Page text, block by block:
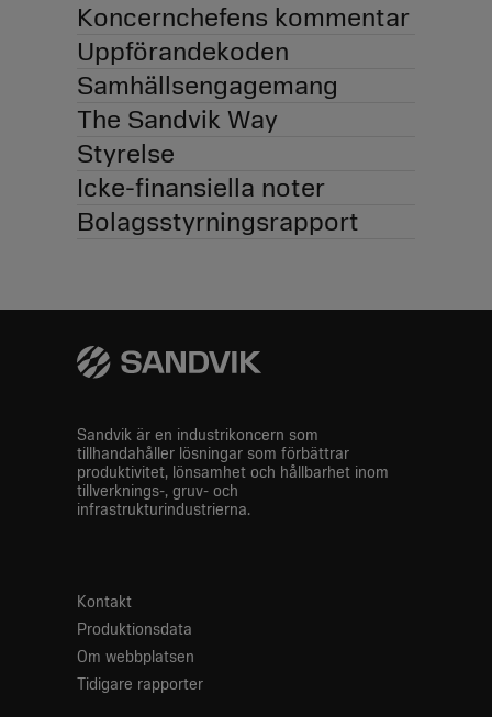
Koncernchefens kommentar
Uppförandekoden
Samhällsengagemang
The Sandvik Way
Styrelse
Icke-finansiella noter
Bolagsstyrningsrapport
Sandvik är en industrikoncern som
tillhandahåller lösningar som förbättrar
produktivitet, lönsamhet och hållbarhet inom
tillverknings-, gruv- och
infrastrukturindustrierna.
Kontakt
Produktionsdata
Om webbplatsen
Tidigare rapporter